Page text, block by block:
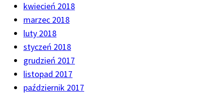
kwiecień 2018
marzec 2018
luty 2018
styczeń 2018
grudzień 2017
listopad 2017
październik 2017